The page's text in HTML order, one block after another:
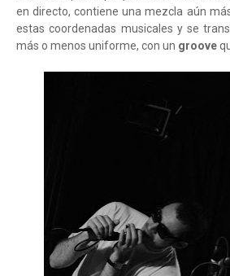
en directo, contiene una mezcla aún
estas coordenadas musicales y se
más o menos uniforme, con un groove